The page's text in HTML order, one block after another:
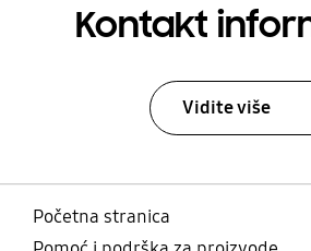
Kontakt
Vidite više
Početna stranica